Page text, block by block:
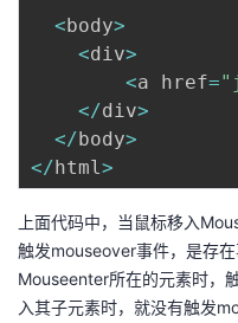
<body>
<div>
<a href=
</div>
</body>
</html >
上面代码中，当鼠标移入
触发mouseover事件，是存
Mouseenter所在的元素时，
入其子元素时，就没有触发